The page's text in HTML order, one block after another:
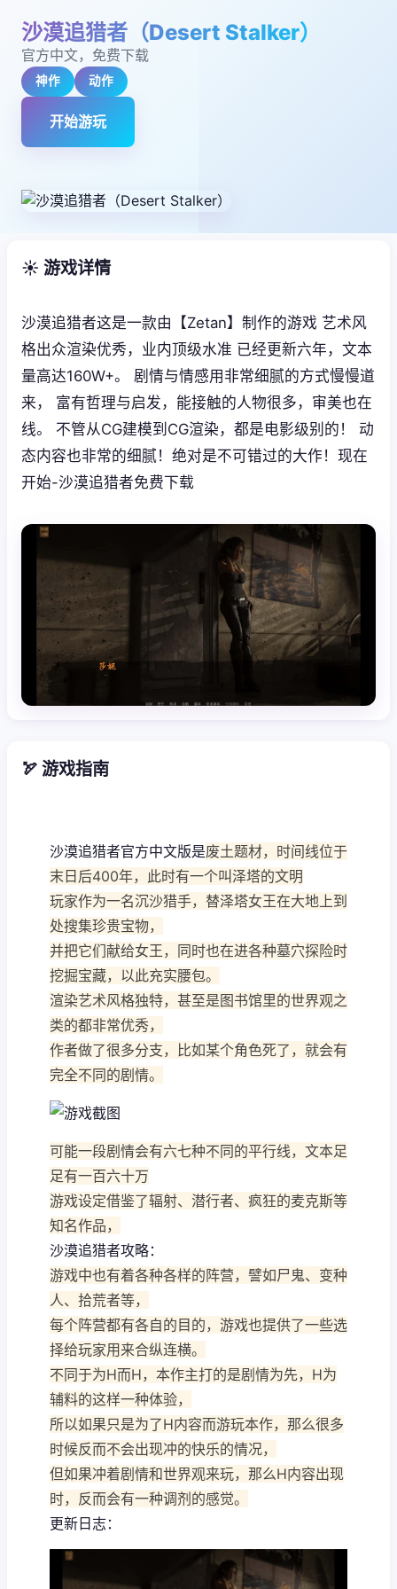
沙漠追猎者（Desert Stalker）
官方中文，免费下载
神作 动作
开始游玩
☀️ 游戏详情
沙漠追猎者这是一款由【Zetan】制作的游戏 艺术风
格出众渲染优秀，业内顶级水准 已经更新六年，文本
量高达160W+。 剧情与情感用非常细腻的方式慢慢道
来， 富有哲理与启发，能接触的人物很多，审美也在
线。 不管从CG建模到CG渲染，都是电影级别的！ 动
态内容也非常的细腻！绝对是不可错过的大作！现在
开始-沙漠追猎者免费下载
🏹 游戏指南
沙漠追猎者官方中文版是废土题材，时间线位于
末日后400年，此时有一个叫泽塔的文明
玩家作为一名沉沙猎手，替泽塔女王在大地上到
处搜集珍贵宝物，
并把它们献给女王，同时也在进各种墓穴探险时
挖掘宝藏，以此充实腰包。
渲染艺术风格独特，甚至是图书馆里的世界观之
类的都非常优秀，
作者做了很多分支，比如某个角色死了，就会有
完全不同的剧情。
可能一段剧情会有六七种不同的平行线，文本足
足有一百六十万
游戏设定借鉴了辐射、潜行者、疯狂的麦克斯等
知名作品，
沙漠追猎者攻略：
游戏中也有着各种各样的阵营，譬如尸鬼、变种
人、拾荒者等，
每个阵营都有各自的目的，游戏也提供了一些选
择给玩家用来合纵连横。
不同于为H而H，本作主打的是剧情为先，H为
辅料的这样一种体验，
所以如果只是为了H内容而游玩本作，那么很多
时候反而不会出现冲的快乐的情况，
但如果冲着剧情和世界观来玩，那么H内容出现
时，反而会有一种调剂的感觉。
更新日志：